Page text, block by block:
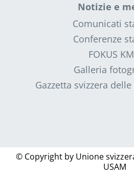
Notizie e
Comunicati
Conferenze
FOKUS
Galleria
Gazzetta svizzera
© Copyright by Unione
USAM